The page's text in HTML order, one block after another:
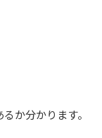
か分かります。